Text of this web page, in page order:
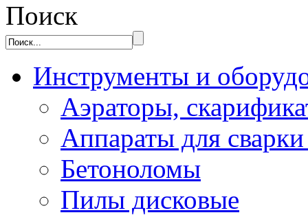
Поиск
Инструменты и
Аэраторы,
Аппараты для
Бетоноломы
Пилы дисковые